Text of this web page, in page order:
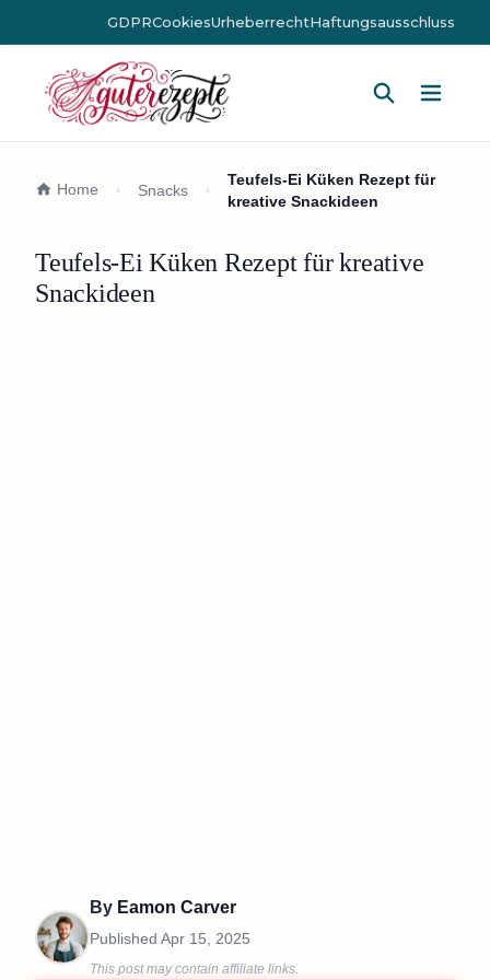
GDPRCookiesUrheberrechtHaftungsausschluss
Home Snacks
Teufels-Ei Küken Rezept für
kreative Snackideen
Teufels-Ei Küken Rezept für kreative
Snackideen
By Eamon Carver
Published Apr 15, 2025
This post may contain affiliate links.